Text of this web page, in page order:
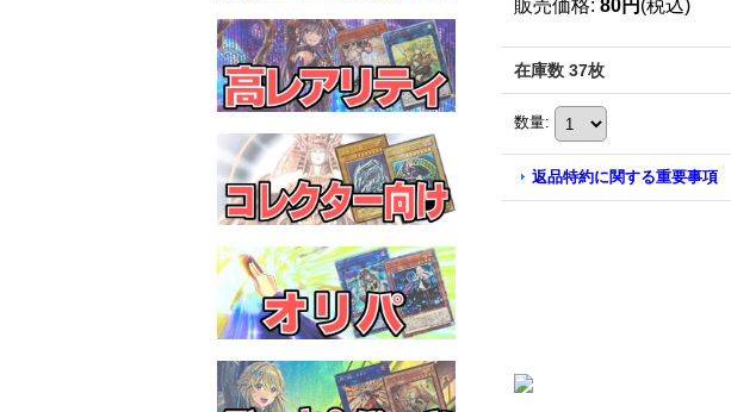
販売価格: 80円 (税込)
在庫数 37枚
数量:
返品特約に関する重要事項